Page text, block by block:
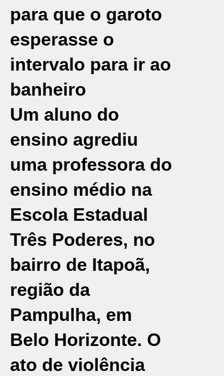
para que o garoto
esperasse o
intervalo para ir ao
banheiro
Um aluno do
ensino agrediu
uma professora do
ensino médio na
Escola Estadual
Três Poderes, no
bairro de Itapoã,
região da
Pampulha, em
Belo Horizonte. O
ato de violência